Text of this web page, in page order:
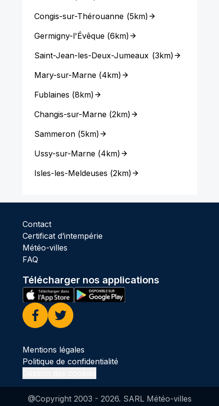
Congis-sur-Thérouanne (5km)
Germigny-l'Évêque(6km)
Saint-Jean-les-Deux-Jumeaux (3km)
Mary-sur-Marne(4km)
Fublaines (8km)
Changis-sur-Marne(2km)
Sammeron(5km)
Ussy-sur-Marne(4km)
Isles-les-Meldeuses (2km)
Contact
Certificat d’intempérie
Météo-villes
FAQ
Télécharger nos applications
Facebook
Twitter
Mentions légales
Politique de confidentialité
@Copyright 2003 - 2026. SARL Météo-villes